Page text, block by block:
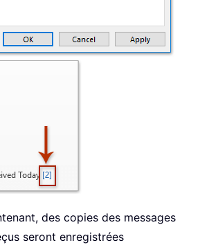
des copies des messages
seront enregistrées